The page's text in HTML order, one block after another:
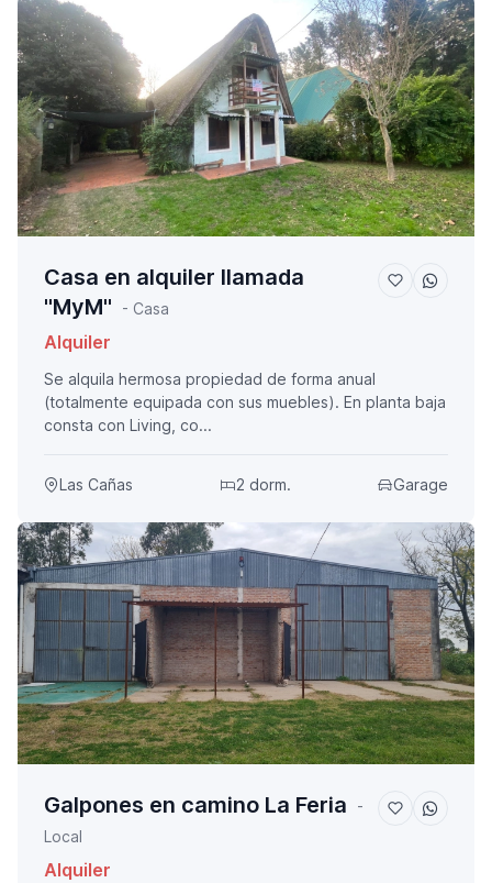
Casa en alquiler llamada
"MyM"
- Casa
Alquiler
Se alquila hermosa propiedad de forma anual
(totalmente equipada con sus muebles). En planta baja
consta con Living, co...
Las Cañas 2 dorm. Garage
Galpones en camino La Feria
-
Local
Alquiler